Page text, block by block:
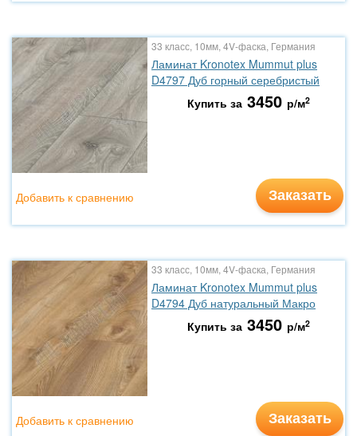
33 класс, 10мм, 4V-фаска, Германия
Ламинат Kronotex Mummut plus
D4797 Дуб горный серебристый
Купить за 3450 р/м2
Заказать
Добавить к сравнению
33 класс, 10мм, 4V-фаска, Германия
Ламинат Kronotex Mummut plus
D4794 Дуб натуральный Макро
Купить за 3450 р/м2
Заказать
Добавить к сравнению